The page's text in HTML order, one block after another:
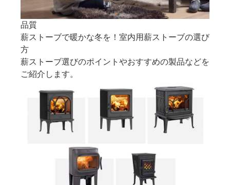
品質
薪ストーブで暖かな冬を！室内用薪ストーブの選び
方
薪ストーブ選びのポイントやおすすめの製品などを
ご紹介します。